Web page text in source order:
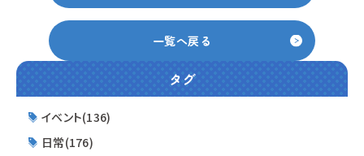
一覧へ戻る
タグ
イベント(136)
日常(176)